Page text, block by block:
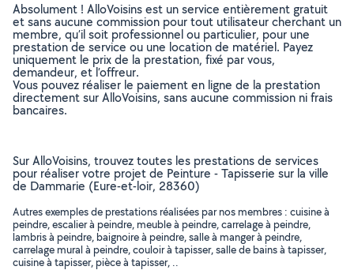
Absolument ! AlloVoisins est un service entièrement gratuit
et sans aucune commission pour tout utilisateur cherchant un
membre, qu’il soit professionnel ou particulier, pour une
prestation de service ou une location de matériel. Payez
uniquement le prix de la prestation, fixé par vous,
demandeur, et l’offreur.
Vous pouvez réaliser le paiement en ligne de la prestation
directement sur AlloVoisins, sans aucune commission ni frais
bancaires.
Sur AlloVoisins, trouvez toutes les prestations de services
pour réaliser votre projet de Peinture - Tapisserie sur la ville
de Dammarie (Eure-et-loir, 28360)
Autres exemples de prestations réalisées par nos membres : cuisine à
peindre, escalier à peindre, meuble à peindre, carrelage à peindre,
lambris à peindre, baignoire à peindre, salle à manger à peindre,
carrelage mural à peindre, couloir à tapisser, salle de bains à tapisser,
cuisine à tapisser, pièce à tapisser, ..